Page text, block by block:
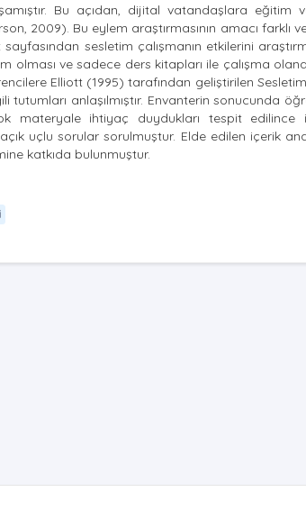
Bu açıdan, dijital vatandaşlara eğitim
2009). Bu eylem araştırmasının amacı
sesletim çalışmanın etkilerini
ve sadece ders kitapları ile çalışma
Elliott (1995) tarafından geliştirilen
anlaşılmıştır. Envanterin sonucunda
materyale ihtiyaç duydukları tespit edilince
uçlu sorular sorulmuştur. Elde edilen içerik
katkıda bulunmuştur.